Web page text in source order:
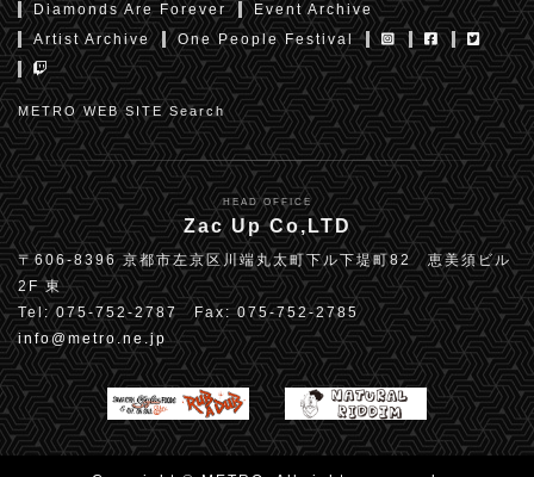
Diamonds Are Forever
Event Archive
Artist Archive
One People Festival
METRO WEB SITE Search
HEAD OFFICE
Zac Up Co,LTD
〒606-8396 京都市左京区川端丸太町下ル下堤町82 恵美須ビル
2F 東
Tel: 075-752-2787 Fax: 075-752-2785
info@metro.ne.jp